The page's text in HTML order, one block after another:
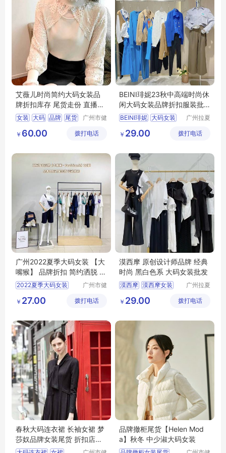
艾薇儿时尚简约大码女装品
牌折扣库存 尾货走份 直播拿
货服装市场
女装 大码 品牌 尾货
广州市健
限公司
￥ 60.00 拨打电话
BEINI琲妮23秋中高端时尚休
闲大码女装品牌折扣服装批
发直播实体
BEINI琲妮 大码女装
服装批发
广州拉夏
商行
￥ 29.00 拨打电话
广州2022夏季大码女装 【大
嘴猴】 品牌折扣 简约洒脱 年
轻可爱
2022夏季大码女装
广州市健
限公司
￥ 27.00 拨打电话
漠西摩 原创设计师品牌 经典
时尚 黑白色系 大码女装批发
漠西摩 漠西摩女装
大码女装批发
广州拉夏
商行
￥ 29.00 拨打电话
春秋大码连衣裙 长袖女裙 梦
莎奴品牌女装尾货 折扣店跑
量女装单品
品牌撤柜尾货【Helen Mod
a】秋冬 中少淑大码女装